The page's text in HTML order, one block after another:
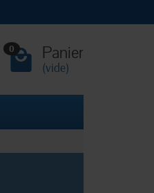
0 Panier
(vide)